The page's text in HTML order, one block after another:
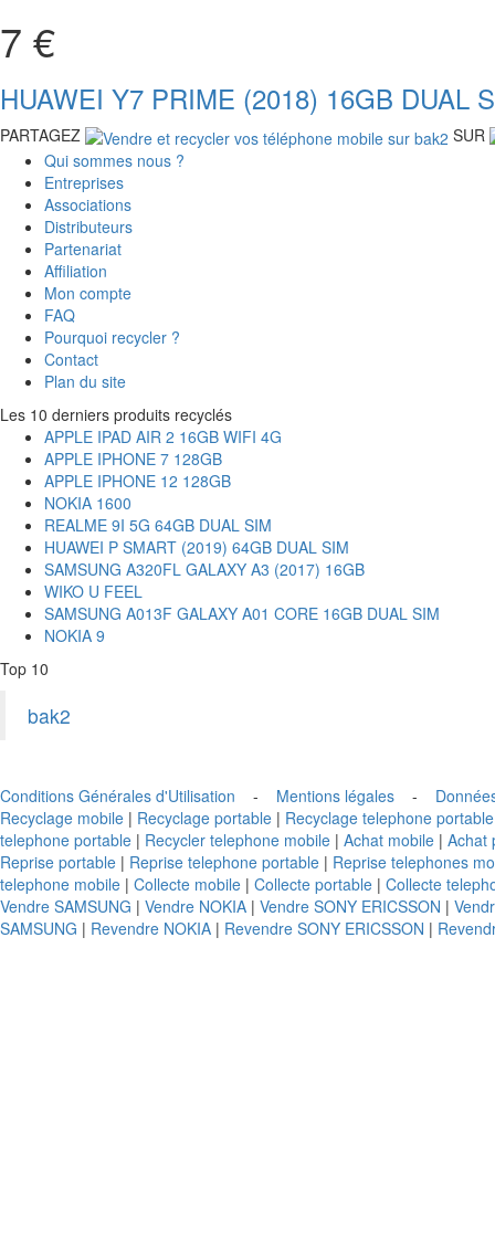
7 €
HUAWEI Y7 PRIME (2018) 16GB DUAL
PARTAGEZ
SUR
Qui sommes nous ?
Entreprises
Associations
Distributeurs
Partenariat
Affiliation
Mon compte
FAQ
Pourquoi recycler ?
Contact
Plan du site
Les 10 derniers produits recyclés
APPLE IPAD AIR 2 16GB WIFI 4G
APPLE IPHONE 7 128GB
APPLE IPHONE 12 128GB
NOKIA 1600
REALME 9I 5G 64GB DUAL SIM
HUAWEI P SMART (2019) 64GB DUAL SIM
SAMSUNG A320FL GALAXY A3 (2017) 16GB
WIKO U FEEL
SAMSUNG A013F GALAXY A01 CORE 16GB DUAL SIM
NOKIA 9
Top 10
bak2
Conditions Générales d'Utilisation - Mentions légales -
Recyclage mobile | Recyclage portable | Recyclage telephone portable
telephone portable | Recycler telephone mobile | Achat mobile | Achat
Reprise portable | Reprise telephone portable | Reprise telephones
telephone mobile | Collecte mobile | Collecte portable | Collecte
Vendre SAMSUNG | Vendre NOKIA | Vendre SONY ERICSSON |
SAMSUNG | Revendre NOKIA | Revendre SONY ERICSSON |